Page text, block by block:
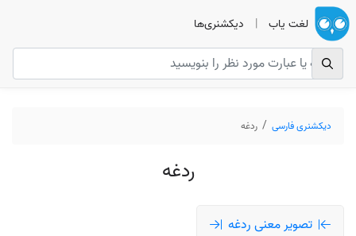
لغت یاب | دیکشنری‌ها
دیکشنری فارسی ردغه
ردغه
تصویر معنی ردغه